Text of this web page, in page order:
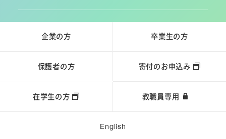
企業の方 卒業生の方
保護者の方 寄付のお申込み
在学生の方 教職員専用
English